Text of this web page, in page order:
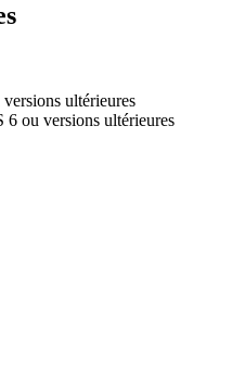
ultérieures
6 ou versions ultérieures